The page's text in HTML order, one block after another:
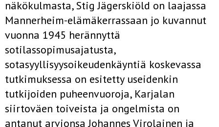
näkökulmasta, Stig Jägerskiöld on laajassa
Mannerheim-elämäkerrassaan jo kuvannut
vuonna 1945 herännyttä
sotilassopimusajatusta,
sotasyyllisyysoikeudenkäyntiä koskevassa
tutkimuksessa on esitetty useidenkin
tutkijoiden puheenvuoroja, Karjalan
siirtoväen toiveista ja ongelmista on
antanut arvionsa Johannes Virolainen ja